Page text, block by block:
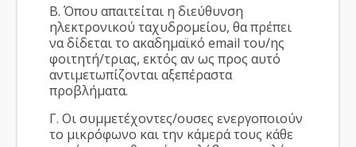
Β. Όπου απαιτείται η διεύθυνση
ηλεκτρονικού ταχυδρομείου, θα πρέπει
να δίδεται το ακαδημαϊκό email του/ης
φοιτητή/τριας, εκτός αν ως προς αυτό
αντιμετωπίζονται αξεπέραστα
προβλήματα.
Γ. Οι συμμετέχοντες/ουσες ενεργοποιούν
το μικρόφωνο και την κάμερά τους κάθε